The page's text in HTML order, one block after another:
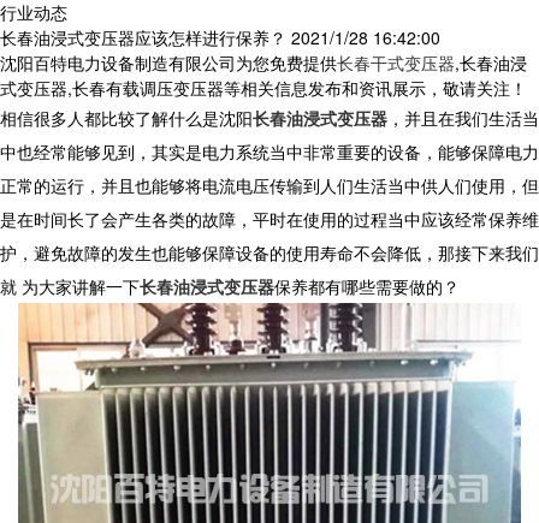
行业动态
长春油浸式变压器应该怎样进行保养？ 2021/1/28 16:42:00
沈阳百特电力设备制造有限公司为您免费提供长春干式变压器,长春油浸
式变压器,长春有载调压变压器等相关信息发布和资讯展示，敬请关注！
相信很多人都比较了解什么是沈阳长春油浸式变压器 ，并且在我们生活当
中也经常能够见到，其实是电力系统当中非常重要的设备，能够保障电力
正常的运行，并且也能够将电流电压传输到人们生活当中供人们使用，但
是在时间长了会产生各类的故障，平时在使用的过程当中应该经常保养维
护，避免故障的发生也能够保障设备的使用寿命不会降低，那接下来我们
就 为大家讲解一下长春油浸式变压器保养都有哪些需要做的？